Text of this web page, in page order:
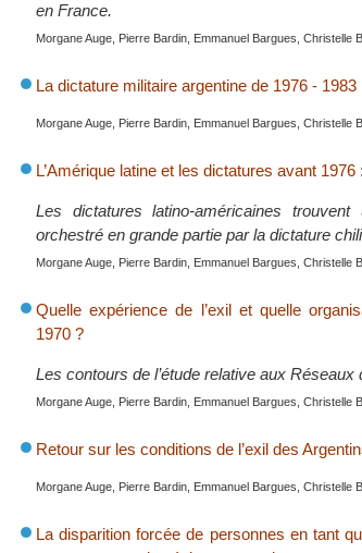
en France.
Morgane Auge, Pierre Bardin, Emmanuel Bargues,
La dictature militaire argentine de 1976 - 1983
Morgane Auge, Pierre Bardin, Emmanuel Bargues,
L’Amérique latine et les dictatures avant
Les dictatures latino-américaines
orchestré en grande partie par la dictature
Morgane Auge, Pierre Bardin, Emmanuel Bargues,
Quelle expérience de l’exil et quelle
1970 ?
Les contours de l’étude relative aux
Morgane Auge, Pierre Bardin, Emmanuel Bargues,
Retour sur les conditions de l’exil des
Morgane Auge, Pierre Bardin, Emmanuel Bargues,
La disparition forcée de personnes en tant